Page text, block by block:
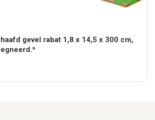
gevel rabat 1,8 x 14,5 x 300 cm,